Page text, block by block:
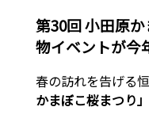
第30回 小田原
物イベントが今
春の訪れを告げる
かまぼこ桜まつり」